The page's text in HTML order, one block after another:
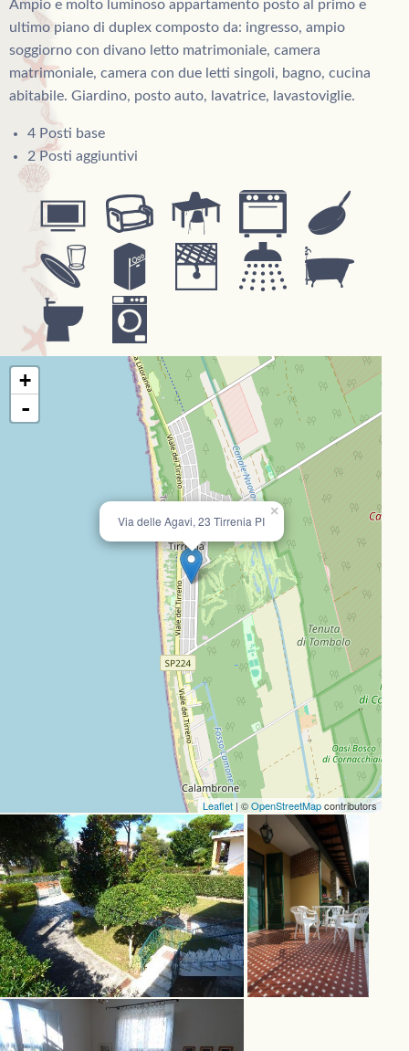
Ampio e molto luminoso appartamento posto al primo e
ultimo piano di duplex composto da: ingresso, ampio
soggiorno con divano letto matrimoniale, camera
matrimoniale, camera con due letti singoli, bagno, cucina
abitabile. Giardino, posto auto, lavatrice, lavastoviglie.
4 Posti base
2 Posti aggiuntivi
×
Via delle Agavi, 23 Tirrenia PI
+
-
Leaflet | ©OpenStreetMapcontributors